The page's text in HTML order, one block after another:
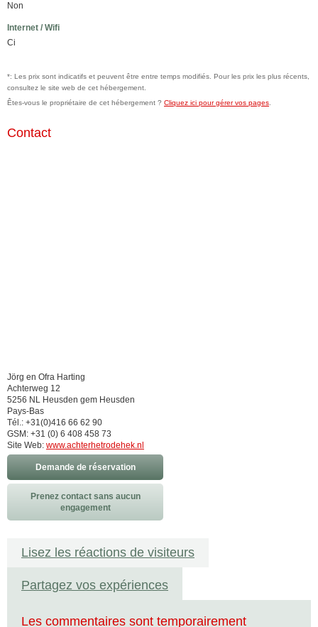
Non
Internet / Wifi
Ci
*: Les prix sont indicatifs et peuvent être entre temps modifiés. Pour les prix les plus récents,
consultez le site web de cet hébergement.
Êtes-vous le propriétaire de cet hébergement ? Cliquez ici pour gérer vos pages
Contact
Jörg en Ofra Harting
Achterweg 12
5256 NL Heusden gem Heusden
Pays-Bas
Tél.: +31(0)416 66 62 90
GSM: +31 (0) 6 408 458 73
Site Web: www.achterhetrodehek.nl
Demande de réservation
Prenez contact sans aucun
engagement
Lisez les réactions de visiteurs
Partagez vos expériences
Les commentaires sont temporairement